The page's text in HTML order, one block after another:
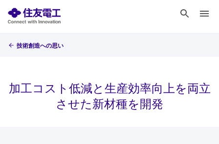
技術創造への思い
加工コスト低減と生産効率向上を両立
させた新材種を開発